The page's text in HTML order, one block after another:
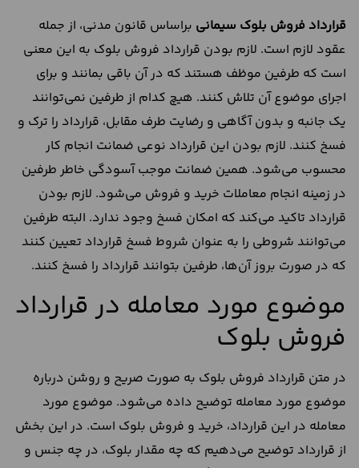
قرارداد فروش بلوک سیمانی براساس قانون مدنی، از جمله
عقود لازم است. لازم بودن قرارداد فروش بلوک به این معنی
است که طرفین موظف هستند که در آن باقی بمانند و برای
اجرای موضوع آن تلاش کنند. هیچ کدام از طرفین نمی‌توانند
یک جانبه و بدون آگاهی و رضایت طرف مقابل، قرارداد را ترک و
فسخ کنند. لازم بودن این قرارداد نوعی ضمانت انجام کار
محسوب می‌شود. همین ضمانت موجب آسودگی خاطر طرفین
در زمینه انجام معاملات خرید و فروش می‌شود. لازم بودن
قرارداد تاکید می‌کند که امکان فسخ وجود ندارد. البته طرفین
می‌توانند شروطی را به‌ عنوان شروط فسخ قرارداد تعیین کنند
که در صورت بروز آن‌ها، طرفین بتوانند قرارداد را فسخ کنند.
موضوع مورد معامله در قرارداد
فروش بلوک
در متن قرارداد فروش بلوک به صورت صریح و روشن درباره
موضوع مورد معامله توضیح داده می‌شود. موضوع مورد
معامله در این قرارداد، خرید و فروش بلوک است. در این بخش
از قرارداد توضیح می‌دهیم که چه مقدار بلوک، در چه جنس و